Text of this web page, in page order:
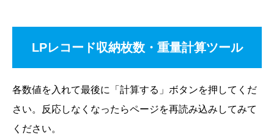
LPレコード収納枚数・重量計算ツール
各数値を入れて最後に「計算する」ボタンを押してくだ
さい。反応しなくなったらページを再読み込みしてみて
ください。